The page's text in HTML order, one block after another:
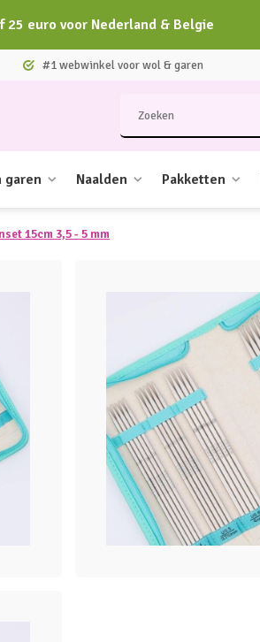
25 euro voor Nederland & Belgie
#1 webwinkel voor wol & garen
garen Naalden Pakketten
15cm 3,5 - 5 mm